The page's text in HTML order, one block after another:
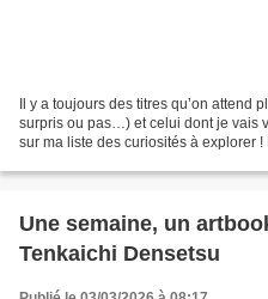
Il y a toujours des titres qu’on attend
surpris ou pas…) et celui dont je vais
sur ma liste des curiosités à explorer
Une semaine, un
Tenkaichi Densetsu